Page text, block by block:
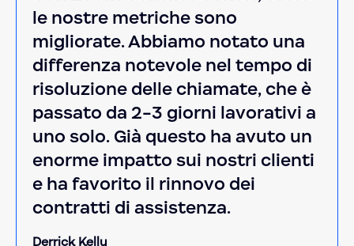
le nostre metriche sono
migliorate. Abbiamo notato una
differenza notevole nel tempo di
risoluzione delle chiamate, che è
passato da 2-3 giorni lavorativi a
uno solo. Già questo ha avuto un
enorme impatto sui nostri clienti
e ha favorito il rinnovo dei
contratti di assistenza.
Derrick Kelly